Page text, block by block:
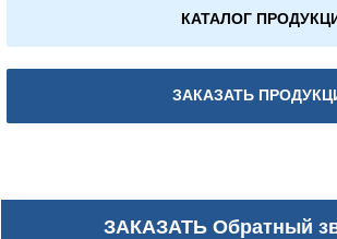
КАТАЛОГ
ЗАКАЗАТЬ
ЗАКАЗАТЬОбратный